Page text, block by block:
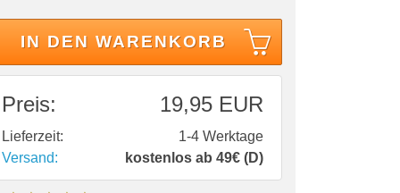
IN DEN WARENKORB
Preis: 19,95 EUR
Lieferzeit:
1-4 Werktage
Versand:
kostenlos ab 49€ (D)